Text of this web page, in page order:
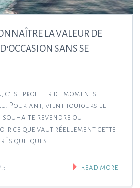
LA VALEUR DE
SANS SE
c’est profiter de moments
Pourtant, vient toujours le
souhaite revendre ou
ce que vaut réellement cette
quelques…
Read more